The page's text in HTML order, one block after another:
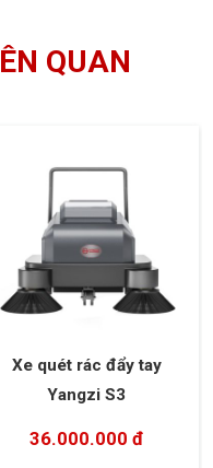
QUAN
Xe quét rác đẩy tay
Yangzi S3
36.000.000 đ